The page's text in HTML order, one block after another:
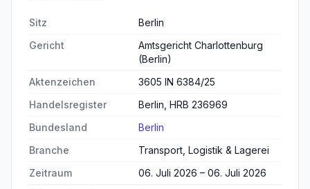
Sitz
Berlin
Gericht
Amtsgericht Charlottenburg
(Berlin)
Aktenzeichen
3605 IN 6384/25
Handelsregister
Berlin, HRB 236969
Bundesland
Berlin
Branche
Transport, Logistik & Lagerei
Zeitraum
06. Juli 2026 – 06. Juli 2026